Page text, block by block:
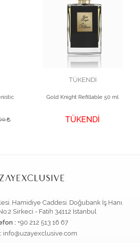
TÜKENDİ
Gold Knight Refillable 50 ml
TÜKENDİ
Hamidiye Caddesi. Doğubank İş Hanı.
Sirkeci - Fatih 34112 İstanbul
: +90 212 513 16 67
info@uzayexclusive.com